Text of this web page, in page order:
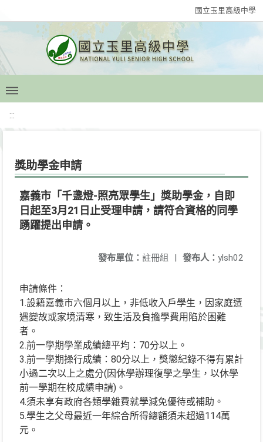
國立玉里高級中學
:::
獎助學金申請
嘉義市「千盞燈-照亮眾學生」獎助學金，自即
日起至3月21日止受理申請，請符合資格的同學
踴躍提出申請。
發布人： ylsh02
發布單位： 註冊組 |
申請條件：
1.設籍嘉義市六個月以上，非低收入戶學生，因家庭遭
遇變故或家境清寒，致生活及負擔學費用陷於困難
者。
2.前一學期學業成績總平均：70分以上。
3.前一學期操行成績：80分以上，獎懲紀錄不得有累計
小過二次以上之處分(因休學辦理復學之學生，以休學
前一學期在校成績申請)。
4.須未享有政府各類學雜費就學減免優待或補助。
5.學生之父母最近一年綜合所得總額須未超過114萬
元。